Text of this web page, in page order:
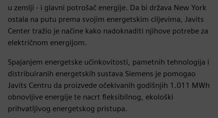
u zemlji - i glavni potrošač energije. Da bi država New York
ostala na putu prema svojim energetskim ciljevima, Javits
Center tražio je načine kako nadoknaditi njihove potrebe za
električnom energijom.
Spajanjem energetske učinkovitosti, pametnih tehnologija i
distribuiranih energetskih sustava Siemens je pomogao
Javits Centru da proizvede očekivanih godišnjih 1.011 MWh
obnovljive energije te nacrt fleksibilnog, ekološki
prihvatljivog energetskog pristupa.